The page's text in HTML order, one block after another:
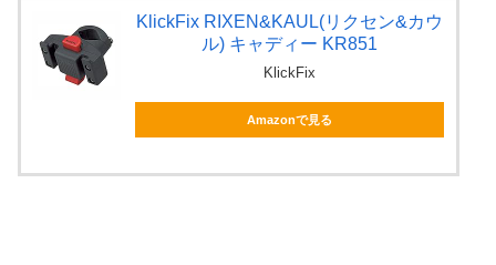
KlickFix RIXEN&KAUL(リクセン&カウ
ル) キャディー KR851
KlickFix
Amazonで見る